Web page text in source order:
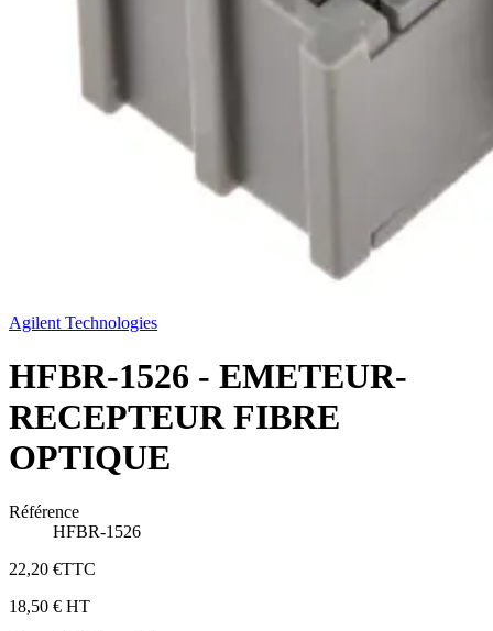
Agilent Technologies
HFBR-1526 - EMETEUR-
RECEPTEUR FIBRE
OPTIQUE
Référence
HFBR-1526
22,20 €TTC
18,50 € HT